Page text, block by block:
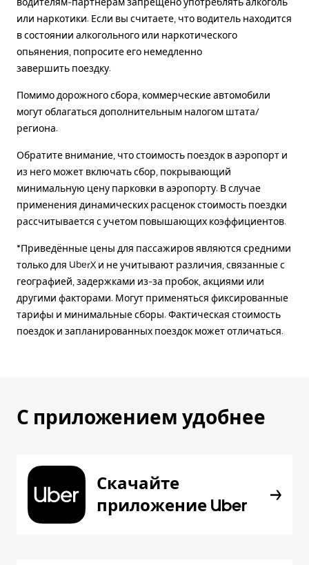
или наркотики. Если вы считаете, что водитель находится
в состоянии алкогольного или наркотического
опьянения, попросите его немедленно
завершить поездку.
Помимо дорожного сбора, коммерческие автомобили
могут облагаться дополнительным налогом штата/
региона.
Обратите внимание, что стоимость поездок в аэропорт и
из него может включать сбор, покрывающий
минимальную цену парковки в аэропорту. В случае
применения динамических расценок стоимость поездки
рассчитывается с учетом повышающих коэффициентов.
*Приведённые цены для пассажиров являются средними
только для UberX и не учитывают различия, связанные с
географией, задержками из-за пробок, акциями или
другими факторами. Могут применяться фиксированные
тарифы и минимальные сборы. Фактическая стоимость
поездок и запланированных поездок может отличаться.
С приложением удобнее
Скачайте
приложение Uber